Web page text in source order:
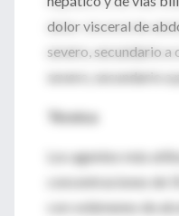
dolor visceral de
severo, secundario
severo, secundario a
Técnica
Los agentes más
concentraciones de
con volúmenes de